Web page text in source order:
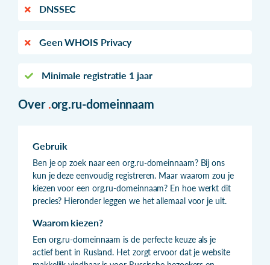
DNSSEC
Geen WHOIS Privacy
Minimale registratie 1 jaar
Over .org.ru-domeinnaam
Gebruik
Ben je op zoek naar een org.ru-domeinnaam? Bij ons
kun je deze eenvoudig registreren. Maar waarom zou je
kiezen voor een org.ru-domeinnaam? En hoe werkt dit
precies? Hieronder leggen we het allemaal voor je uit.
Waarom kiezen?
Een org.ru-domeinnaam is de perfecte keuze als je
actief bent in Rusland. Het zorgt ervoor dat je website